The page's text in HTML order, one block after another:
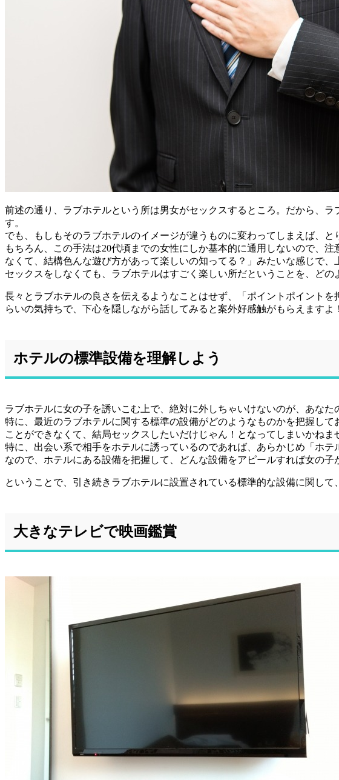
前述の通り、ラブホテルという所は男女がセックスするところ。だから、
す。
でも、もしもそのラブホテルのイメージが違うものに変わってしまえば、
もちろん、この手法は20代頃までの女性にしか基本的に通用しないので、
なくて、結構色んな遊び方があって楽しいの知ってる？」みたいな感じで、
セックスをしなくても、ラブホテルはすごく楽しい所だということを、ど
長々とラブホテルの良さを伝えるようなことはせず、「ポイントポイント
らいの気持ちで、下心を隠しながら話してみると案外好感触がもらえますよ！
ホテルの標準設備を理解しよう
ラブホテルに女の子を誘いこむ上で、絶対に外しちゃいけないのが、あな
特に、最近のラブホテルに関する標準の設備がどのようなものかを把握し
ことができなくて、結局セックスしたいだけじゃん！となってしまいかねま
特に、出会い系で相手をホテルに誘っているのであれば、あらかじめ「ホ
なので、ホテルにある設備を把握して、どんな設備をアピールすれば女の
ということで、引き続きラブホテルに設置されている標準的な設備に関して
大きなテレビで映画鑑賞